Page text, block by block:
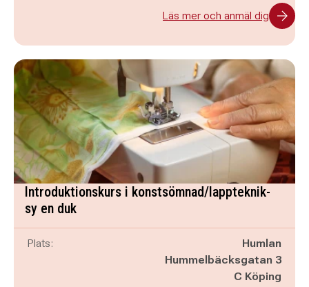
Läs mer och anmäl dig
Introduktionskurs i konstsömnad/lappteknik-
sy en duk
Plats:
Humlan
Hummelbäcksgatan 3
C Köping